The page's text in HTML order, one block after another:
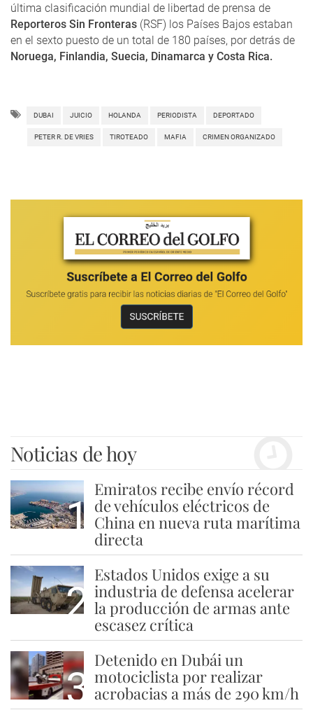
última clasificación mundial de libertad de prensa de
Reporteros Sin Fronteras (RSF) los Países Bajos estaban
en el sexto puesto de un total de 180 países, por detrás de
Noruega, Finlandia, Suecia, Dinamarca y Costa Rica.
DUBAI JUICIO HOLANDA PERIODISTA DEPORTADO
PETER R. DE VRIES TIROTEADO MAFIA CRIMEN ORGANIZADO
Noticias de hoy
1
Emiratos recibe envío récord
de vehículos eléctricos de
China en nueva ruta marítima
directa
2
Estados Unidos exige a su
industria de defensa acelerar
la producción de armas ante
escasez crítica
3
Detenido en Dubái un
motociclista por realizar
acrobacias a más de 290 km/h